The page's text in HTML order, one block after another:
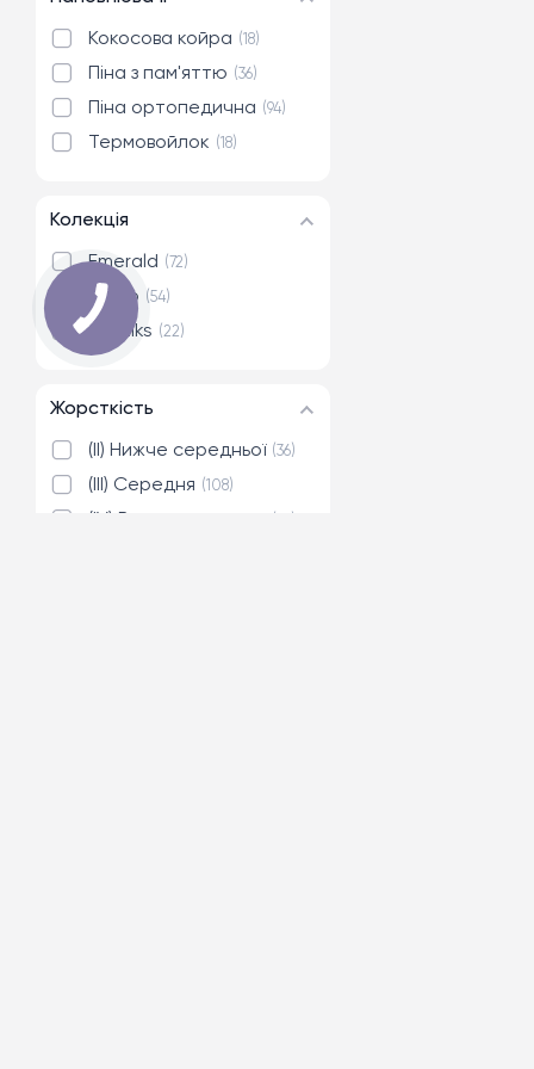
Кокосова койра 18
Піна з пам'яттю 36
Піна ортопедична 94
Термовойлок 18
Колекція
Emerald 72
Lento 54
Obeliks 22
Жорсткість
(II) Нижче середньої 36
(III) Середня 108